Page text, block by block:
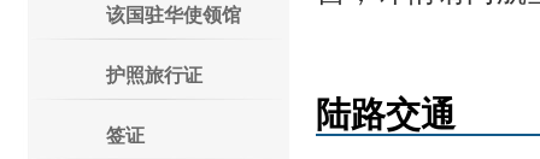
该国驻华使领馆
护照旅行证
签证
陆路交通